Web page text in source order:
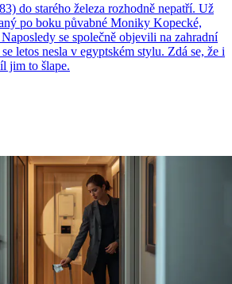
do starého železa rozhodně nepatří. Už
po boku půvabné Moniky Kopecké,
se společně objevili na zahradní
letos nesla v egyptském stylu. Zdá se, že i
jim to šlape.